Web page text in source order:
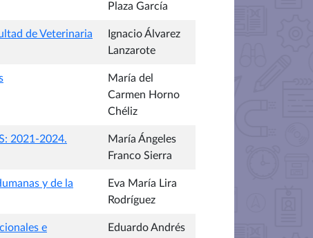
Plaza García
de Veterinaria
Ignacio Álvarez
Lanzarote
María del
Carmen Horno
Chéliz
2021-2024.
María Ángeles
Franco Sierra
y de la
Eva María Lira
Rodríguez
e
Eduardo Andrés